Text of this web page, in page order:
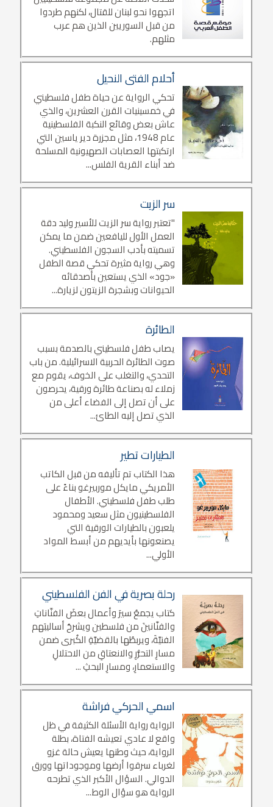
اتجهوا نحو لبنان للقتال، لكنهم طردوا
من قبل السوريين الذين هم عرب
مثلهم.
أحلام الفتى النحيل
تحكي الرواية عن حياة طفل فلسطيني
في خمسينيات القرن العشرين، والذي
عاش بعض وقائع النكبة الفلسطينية
عام 1948، مثل مجزرة دير ياسين التي
ارتكبتها العصابات الصهيونية المسلحة
ضد أبناء القرية الفلس...
سر الزيت
"تعتبر رواية سر الزيت للأسير وليد دقة
العمل الأول لليافعين ضمن ما يمكن
تسميته بأدب السجون الفلسطيني.
وهي رواية مثيرة تحكي قصة الطفل
«جود» الذي يستعين بأصدقائه
الحيوانات وبشجرة الزيتون لزيارة...
الطائرة
يصاب طفل فلسطيني بالصدمة بسبب
صوت الطائرة الحربية الاسرائيلية. من باب
التحدي، والتغلب على الخوف، يقوم مع
زملاء له بصناعة طائرة ورقية، يحرصون
على أن تصل إلى الفضاء أعلى من
الذي تصل إليه الطائ...
الطيارات تطير
هذا الكتاب تم تأليفه من قبل الكاتب
الأمريكي مايكل موربيرغو بناءً على
طلب طفل فلسطيني. الأطفال
الفلسطينيون مثل سعيد ومحمود
يلعبون بالطيارات الورقية التي
يصنعونها بأيديهم من أبسط المواد
الأولي...
رحلة بصرية في الفن الفلسطيني
كتاب يجمعُ سيرَ وأعمال بعضَ الفنَّاناتِ
والفنَّانينَ من فلسطين ويشرحُ أساليبَهم
الفنيَّةَ، ويربطُها بالقضيَّةِ الكُبرى ضمن
مسارِ التحرُّرِ والانعتاقِ من الاحتلالِ
والاستعمارِ، ومسارِ البحثِ ...
اسمي الحركي فراشة
الرواية رواية الأسئلة الكثيفة في ظل
واقع لا عادي تعيشه الفتاة، بطلة
الرواية، حيث وطنها يعيش حالة غزو
لغرباء سرقوا أرضها وموجوداتها وورق
الدوالي. السؤال الأكبر الذي تطرحه
الرواية هو سؤال الوط...